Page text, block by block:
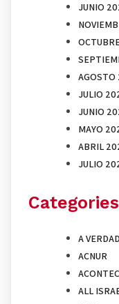
JUNIO
JULIO
JUNIO
MAYO
ABRIL
JULIO
Categories
A
ACNUR
ALL